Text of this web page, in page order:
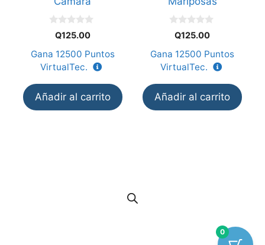
5
Q125.00
Gana 12500 Puntos
VirtualTec.
Añadir al carrito
5
Q125.00
Gana 12500 Puntos
VirtualTec.
Añadir al carrito
0